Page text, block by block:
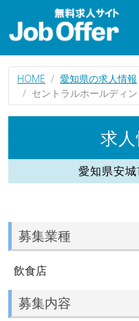
HOME 愛知県の求人情報
セントラルホールディ
求
愛知県安
募集業種
飲食店
募集内容